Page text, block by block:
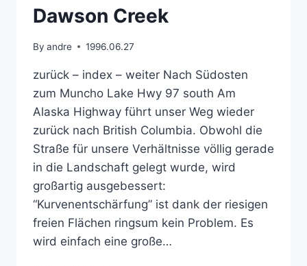
Dawson Creek
By andre 1996.06.27
zurück – index – weiter Nach Südosten
zum Muncho Lake Hwy 97 south Am
Alaska Highway führt unser Weg wieder
zurück nach British Columbia. Obwohl die
Straße für unsere Verhältnisse völlig gerade
in die Landschaft gelegt wurde, wird
großartig ausgebessert:
“Kurvenentschärfung” ist dank der riesigen
freien Flächen ringsum kein Problem. Es
wird einfach eine große…